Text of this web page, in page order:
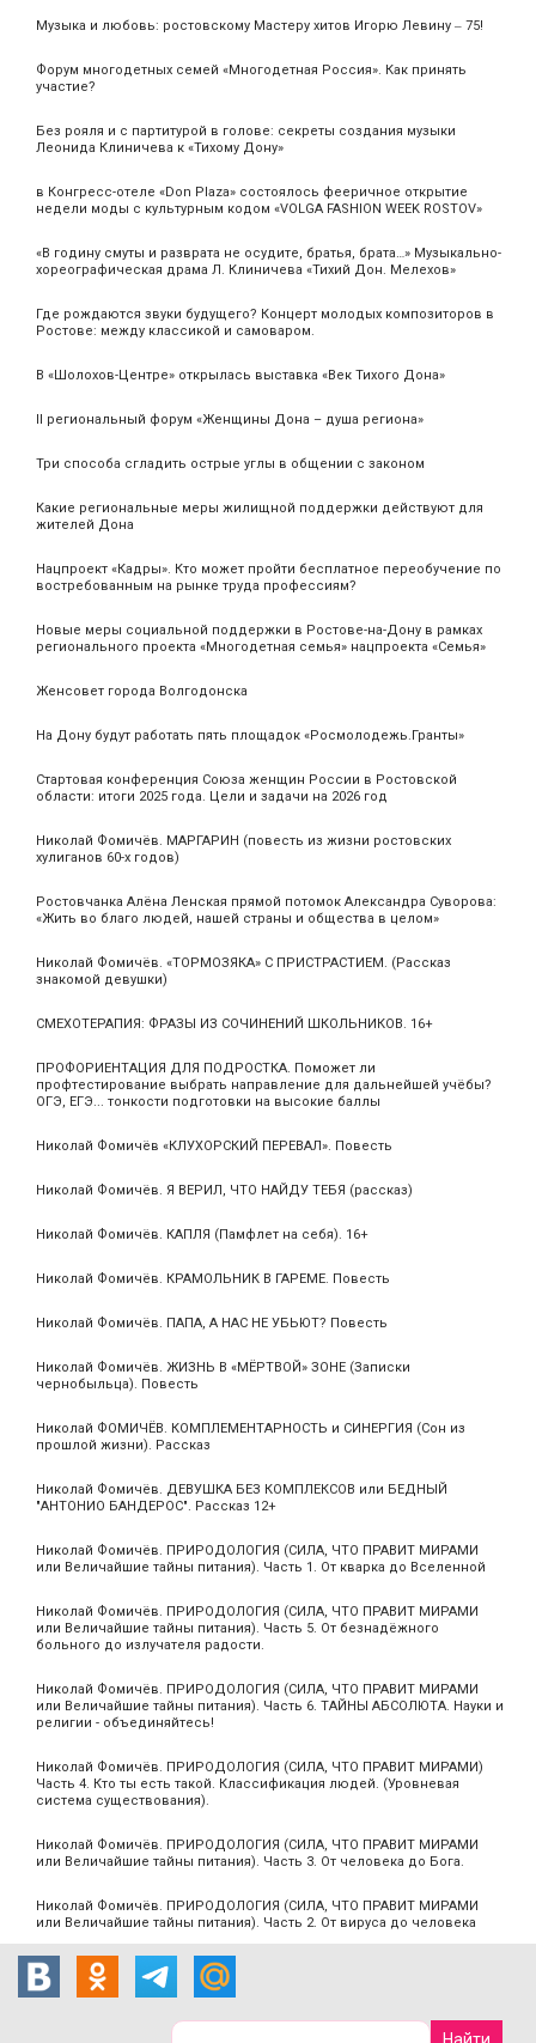
Музыка и любовь: ростовскому Мастеру хитов Игорю Левину ‒ 75!
Форум многодетных семей «Многодетная Россия». Как принять
участие?
Без рояля и с партитурой в голове: секреты создания музыки
Леонида Клиничева к «Тихому Дону»
в Конгресс-отеле «Don Plaza» состоялось фееричное открытие
недели моды с культурным кодом «VOLGA FASHION WEEK ROSTOV»
«В годину смуты и разврата не осудите, братья, брата…» Музыкально-
хореографическая драма Л. Клиничева «Тихий Дон. Мелехов»
Где рождаются звуки будущего? Концерт молодых композиторов в
Ростове: между классикой и самоваром.
В «Шолохов-Центре» открылась выставка «Век Тихого Дона»
II региональный форум «Женщины Дона – душа региона»
Три способа сгладить острые углы в общении с законом
Какие региональные меры жилищной поддержки действуют для
жителей Дона
Нацпроект «Кадры». Кто может пройти бесплатное переобучение по
востребованным на рынке труда профессиям?
Новые меры социальной поддержки в Ростове-на-Дону в рамках
регионального проекта «Многодетная семья» нацпроекта «Семья»
Женсовет города Волгодонска
На Дону будут работать пять площадок «Росмолодежь.Гранты»
Стартовая конференция Союза женщин России в Ростовской
области: итоги 2025 года. Цели и задачи на 2026 год
Николай Фомичёв. МАРГАРИН (повесть из жизни ростовских
хулиганов 60-х годов)
Ростовчанка Алёна Ленская прямой потомок Александра Суворова:
«Жить во благо людей, нашей страны и общества в целом»
Николай Фомичёв. «ТОРМОЗЯКА» С ПРИСТРАСТИЕМ. (Рассказ
знакомой девушки)
СМЕХОТЕРАПИЯ: ФРАЗЫ ИЗ СОЧИНЕНИЙ ШКОЛЬНИКОВ. 16+
ПРОФОРИЕНТАЦИЯ ДЛЯ ПОДРОСТКА. Поможет ли
профтестирование выбрать направление для дальнейшей учёбы?
ОГЭ, ЕГЭ... тонкости подготовки на высокие баллы
Николай Фомичёв «КЛУХОРСКИЙ ПЕРЕВАЛ». Повесть
Николай Фомичёв. Я ВЕРИЛ, ЧТО НАЙДУ ТЕБЯ (рассказ)
Николай Фомичёв. КАПЛЯ (Памфлет на себя). 16+
Николай Фомичёв. КРАМОЛЬНИК В ГАРЕМЕ. Повесть
Николай Фомичёв. ПАПА, А НАС НЕ УБЬЮТ? Повесть
Николай Фомичёв. ЖИЗНЬ В «МЁРТВОЙ» ЗОНЕ (Записки
чернобыльца). Повесть
Николай ФОМИЧЁВ. КОМПЛЕМЕНТАРНОСТЬ и СИНЕРГИЯ (Сон из
прошлой жизни). Рассказ
Николай Фомичёв. ДЕВУШКА БЕЗ КОМПЛЕКСОВ или БЕДНЫЙ
"АНТОНИО БАНДЕРОС". Рассказ 12+
Николай Фомичёв. ПРИРОДОЛОГИЯ (СИЛА, ЧТО ПРАВИТ МИРАМИ
или Величайшие тайны питания). Часть 1. От кварка до Вселенной
Николай Фомичёв. ПРИРОДОЛОГИЯ (СИЛА, ЧТО ПРАВИТ МИРАМИ
или Величайшие тайны питания). Часть 5. От безнадёжного
больного до излучателя радости.
Николай Фомичёв. ПРИРОДОЛОГИЯ (СИЛА, ЧТО ПРАВИТ МИРАМИ
или Величайшие тайны питания). Часть 6. ТАЙНЫ АБСОЛЮТА. Науки и
религии - объединяйтесь!
Николай Фомичёв. ПРИРОДОЛОГИЯ (СИЛА, ЧТО ПРАВИТ МИРАМИ)
Часть 4. Кто ты есть такой. Классификация людей. (Уровневая
система существования).
Николай Фомичёв. ПРИРОДОЛОГИЯ (СИЛА, ЧТО ПРАВИТ МИРАМИ
или Величайшие тайны питания). Часть 3. От человека до Бога.
Николай Фомичёв. ПРИРОДОЛОГИЯ (СИЛА, ЧТО ПРАВИТ МИРАМИ
или Величайшие тайны питания). Часть 2. От вируса до человека